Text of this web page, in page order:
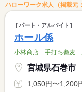
ハローワーク求人（掲載元
パート・アルバイト
ホール係
小林商店 手打ち蕎麦
宮城県石巻市
1,050円〜1,200円 ※フルタイム